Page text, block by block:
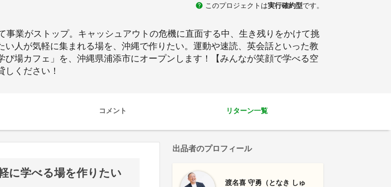
help このプロジェクトは実行確約型です。
業がストップ。キャッシュアウトの危機に直面する中、生き残りをかけて挑
人が気軽に集まれる場を、沖縄で作りたい。運動や速読、英会話といった教
場カフェ」を、沖縄県浦添市にオープンします！【みんなが笑顔で学べる空
ください！
コメント リターン一覧
に学べる場を作りたい
出品者のプロフィール
渡名喜 守勇（となき しゅ